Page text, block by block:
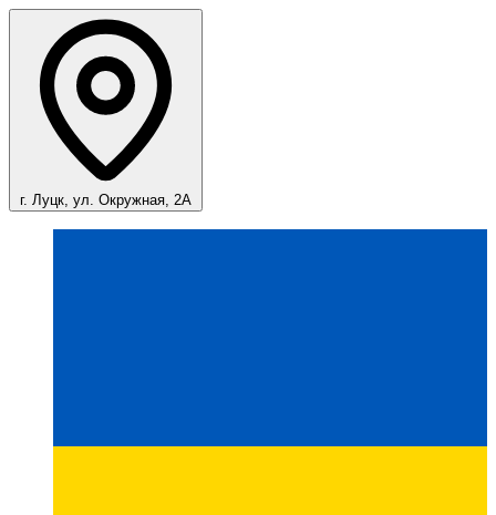
г. Луцк, ул. Окружная, 2А